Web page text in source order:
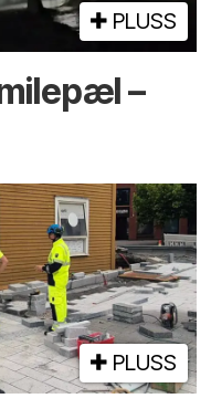
PLUSS
–
PLUSS